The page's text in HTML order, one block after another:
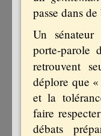
passe dans
Un
porte-parole
retrouvent
déplore que
et la
faire
débats